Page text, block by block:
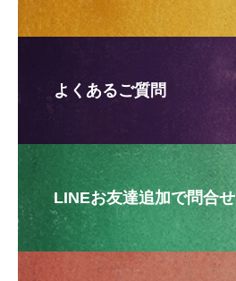
よくあるご質問
LINEお友達追加で問合せ